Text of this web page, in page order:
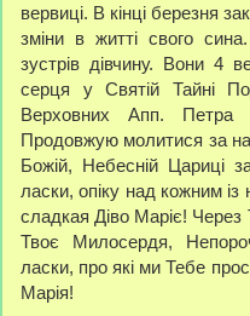
вервиці. В кінці березня
зміни в житті свого
зустрів дівчину. Вони 4
серця у Святій Тайні
Верховних Апп.
Продовжую молитися за
Божій, Небесній Цариці
ласки, опіку над кожним
сладкая Діво Маріє! Через
Твоє Милосердя,
ласки, про які ми Тебе
Марія!